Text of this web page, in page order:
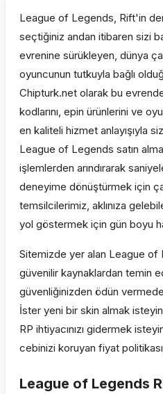
League of Legends, Rift'in
seçtiğiniz andan itibaren sizi
evrenine sürükleyen, dünya
oyuncunun tutkuyla bağlı
Chipturk.net olarak bu
kodlarını, epin ürünlerini ve
en kaliteli hizmet anlayışıyla
League of Legends satın
işlemlerden arındırarak
deneyime dönüştürmek için
temsilcilerimiz, aklınıza
yol göstermek için gün boyu
Sitemizde yer alan League of
güvenilir kaynaklardan temin
güvenliğinizden ödün
İster yeni bir skin almak
RP ihtiyacınızı gidermek
cebinizi koruyan fiyat
League of Legends